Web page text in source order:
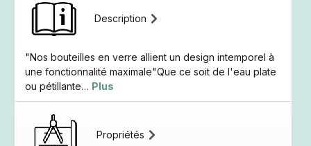
Description
"Nos bouteilles en verre allient un design intemporel à
une fonctionnalité maximale"Que ce soit de l'eau plate
ou pétillante… Plus
Propriétés